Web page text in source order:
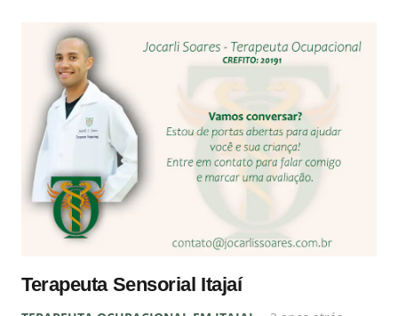
Terapeuta Sensorial Itajaí